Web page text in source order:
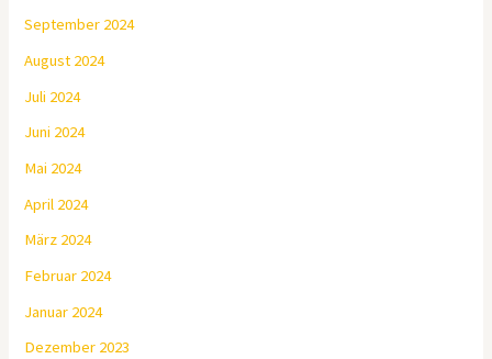
September 2024
August 2024
Juli 2024
Juni 2024
Mai 2024
April 2024
März 2024
Februar 2024
Januar 2024
Dezember 2023